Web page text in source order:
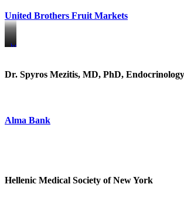
United Brothers Fruit Markets
https://www.unitedbrothersfruitmarkets.com/
https://www.unitedbrothersfruitmarkets.com/
Dr. Spyros Mezitis, MD, PhD, Endocrinology
Alma Bank
Hellenic Medical Society of New York